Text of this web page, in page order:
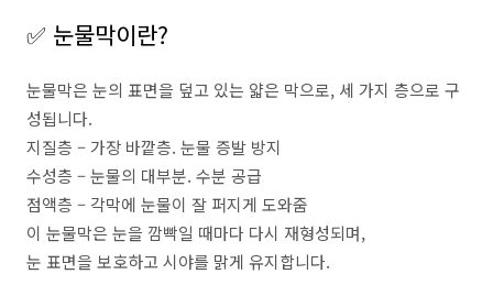
✅ 눈물막이란?
눈물막은 눈의 표면을 덮고 있는 얇은 막으로, 세 가지 층으로 구
성됩니다.
지질층 – 가장 바깥층. 눈물 증발 방지
수성층 – 눈물의 대부분. 수분 공급
점액층 – 각막에 눈물이 잘 퍼지게 도와줌
이 눈물막은 눈을 깜빡일 때마다 다시 재형성되며,
눈 표면을 보호하고 시야를 맑게 유지합니다.